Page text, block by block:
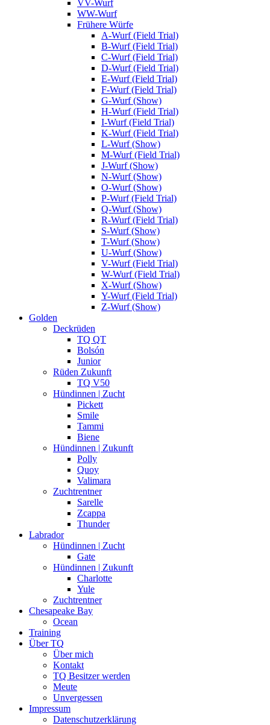
VV-Wurf
WW-Wurf
Frühere Würfe
A-Wurf (Field Trial)
B-Wurf (Field Trial)
C-Wurf (Field Trial)
D-Wurf (Field Trial)
E-Wurf (Field Trial)
F-Wurf (Field Trial)
G-Wurf (Show)
H-Wurf (Field Trial)
I-Wurf (Field Trial)
K-Wurf (Field Trial)
L-Wurf (Show)
M-Wurf (Field Trial)
J-Wurf (Show)
N-Wurf (Show)
O-Wurf (Show)
P-Wurf (Field Trial)
Q-Wurf (Show)
R-Wurf (Field Trial)
S-Wurf (Show)
T-Wurf (Show)
U-Wurf (Show)
V-Wurf (Field Trial)
W-Wurf (Field Trial)
X-Wurf (Show)
Y-Wurf (Field Trial)
Z-Wurf (Show)
Golden
Deckrüden
TQ QT
Bolsón
Junior
Rüden Zukunft
TQ V50
Hündinnen | Zucht
Pickett
Smile
Tammi
Biene
Hündinnen | Zukunft
Polly
Quoy
Valimara
Zuchtrentner
Sarelle
Zcappa
Thunder
Labrador
Hündinnen | Zucht
Gate
Hündinnen | Zukunft
Charlotte
Yule
Zuchtrentner
Chesapeake Bay
Ocean
Training
Über TQ
Über mich
Kontakt
TQ Besitzer werden
Meute
Unvergessen
Impressum
Datenschutzerklärung